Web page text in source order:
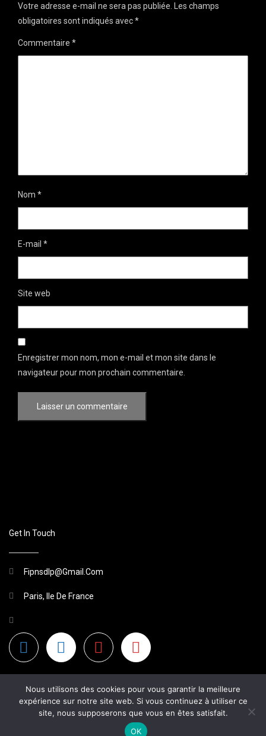
Votre adresse e-mail ne sera pas publiée. Les champs
obligatoires sont indiqués avec*
Commentaire *
Nom *
E-mail *
Site web
Enregistrer mon nom, mon e-mail et mon site dans le
navigateur pour mon prochain commentaire.
Get In Touch
Fipnsdlp@gmail.com
Paris, Ile De France
2026 Site Non Officiel
Nous utilisons des cookies pour vous garantir la meilleure
expérience sur notre site web. Si vous continuez à utiliser ce
site, nous supposerons que vous en êtes satisfait.
OK